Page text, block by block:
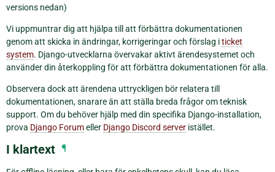
versions nedan)
Vi uppmuntrar dig att hjälpa till att förbättra dokumentationen
genom att skicka in ändringar, korrigeringar och förslag iticket
system. Django-utvecklarna övervakar aktivt ärendesystemet och
använder din återkoppling för att förbättra dokumentationen för alla.
Observera dock att ärendena uttryckligen bör relatera till
dokumentationen, snarare än att ställa breda frågor om teknisk
support. Om du behöver hjälp med din specifika Django-installation,
prova Django Forumeller Django Discord server istället.
I klartext ¶